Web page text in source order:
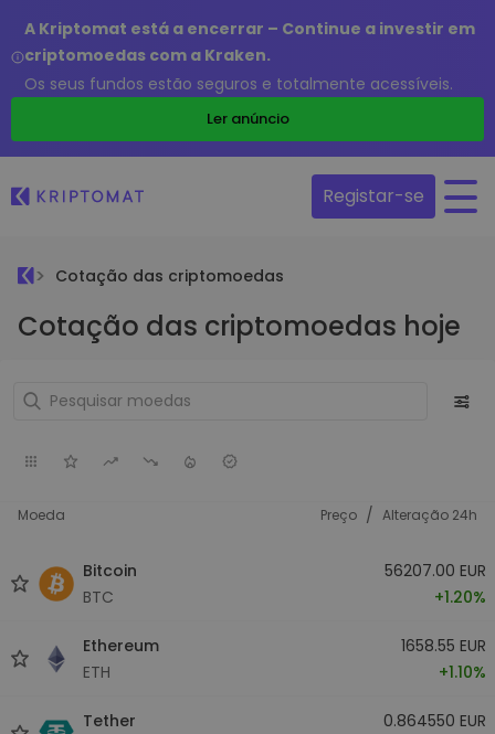
A Kriptomat está a encerrar – Continue a investir em
criptomoedas com a Kraken.
Os seus fundos estão seguros e totalmente acessíveis.
Ler anúncio
Registar-se
Cotação das criptomoedas
Cotação das criptomoedas hoje
Moeda Preço / Alteração 24h
Bitcoin
BTC
56207.00 EUR
+1.20%
Ethereum
ETH
1658.55 EUR
+1.10%
Tether
0.864550 EUR